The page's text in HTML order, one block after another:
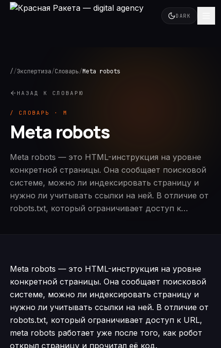
DARK
//Экспертиза/Словарь/Meta robots
НАЗАД К СЛОВАРЮ
/ СЛОВАРЬ · M
Meta robots
Meta robots — это HTML-инструкция на уровне
конкретной страницы. Она сообщает поисковой
системе, можно ли индексировать страницу и
нужно ли учитывать ссылки на ней. В отличие от
robots.txt, который ограничивает доступ к…
Meta robots — это HTML-инструкция на уровне
конкретной страницы. Она сообщает поисковой
системе, можно ли индексировать страницу и
нужно ли учитывать ссылки на ней. В отличие от
robots.txt, который ограничивает доступ к URL,
meta robots работает уже после того, как робот
открыл страницу и прочитал её код.